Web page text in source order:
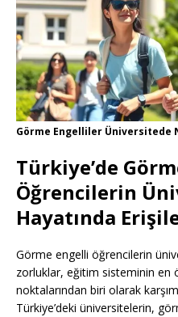
Görme Engelliler Üniversitede
Türkiye’de
Öğrencilerin
Hayatında
Görme engelli öğrencilerin
zorluklar, eğitim sisteminin en
noktalarından biri olarak
Türkiye’deki üniversitelerin,